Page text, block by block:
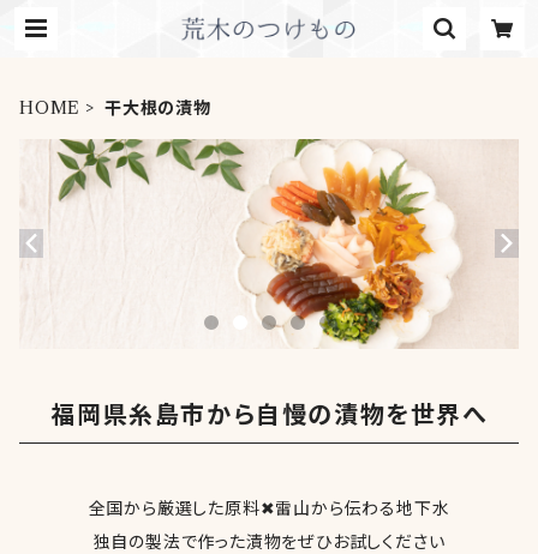
HOME 干大根の漬物
福岡県糸島市から自慢の漬物を世界へ
全国から厳選した原料✖雷山から伝わる地下水
独自の製法で作った漬物をぜひお試しください